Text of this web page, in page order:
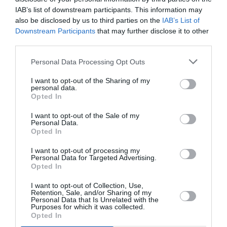
IAB’s list of downstream participants. This information may
also be disclosed by us to third parties on the IAB’s List of
Downstream Participants that may further disclose it to other
Personal Data Processing Opt Outs
I want to opt-out of the Sharing of my
personal data.
Opted In
I want to opt-out of the Sale of my
Personal Data.
Opted In
I want to opt-out of processing my
Personal Data for Targeted Advertising.
Opted In
I want to opt-out of Collection, Use,
Retention, Sale, and/or Sharing of my
Personal Data that Is Unrelated with the
Purposes for which it was collected.
Opted In
Articolul anterior
îndrăgostit de o femeie și își teroriza soțul
român și fiicele: ”Trebuie să mori”
Următorul articol